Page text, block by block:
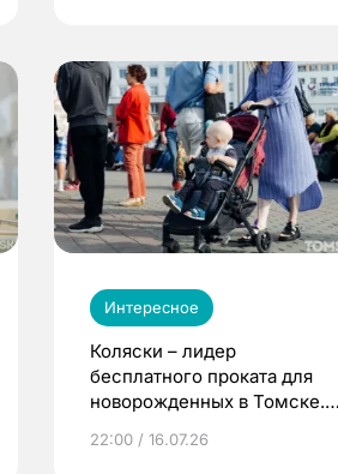
Интересное
Коляски – лидер
бесплатного проката для
новорожденных в Томске.
22:00 / 16.07.26